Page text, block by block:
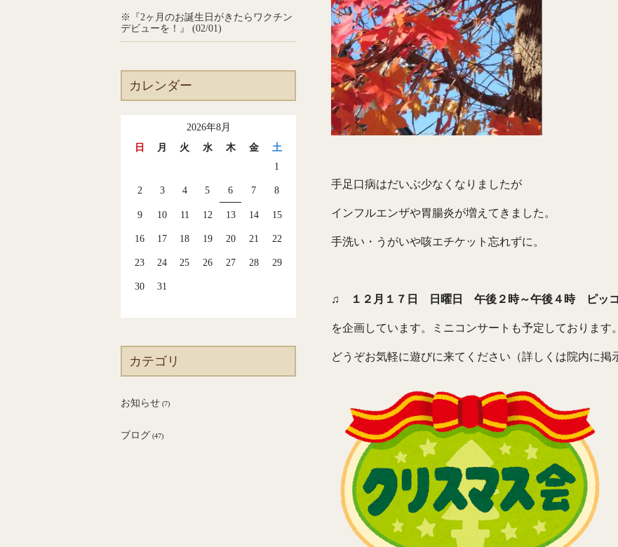
手足口病はだいぶ少なくなりましたが
インフルエンザや胃腸炎が増えてきました。
手洗い・うがいや咳エチケット忘れずに。
♫ １２月１７日 日曜日 午後２時～午後４時 ピッ
を企画しています。ミニコンサートも予定しております。
どうぞお気軽に遊びに来てください（詳しくは院内に掲
※『2ヶ月のお誕生日がきたらワクチン
デビューを！』 (02/01)
カレンダー
2026年8月
日
月 火 水 木 金
土
1
2 3 4 5 6 7 8
9 10 11 12 13 14 15
16 17 18 19 20 21 22
23 24 25 26 27 28 29
30 31
カテゴリ
お知らせ (7)
ブログ (47)